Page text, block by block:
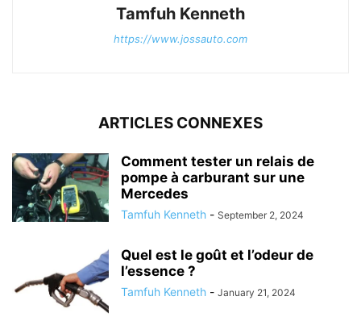
Tamfuh Kenneth
https://www.jossauto.com
ARTICLES CONNEXES
Comment tester un relais de
pompe à carburant sur une
Mercedes
Tamfuh Kenneth - September 2, 2024
Quel est le goût et l’odeur de
l’essence ?
Tamfuh Kenneth - January 21, 2024